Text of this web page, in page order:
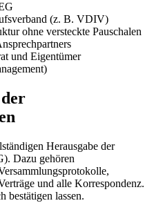
(z. B. VDIV)
ohne versteckte Pauschalen
und Eigentümer
Herausgabe der
Dazu gehören
und alle Korrespondenz.
bestätigen lassen.